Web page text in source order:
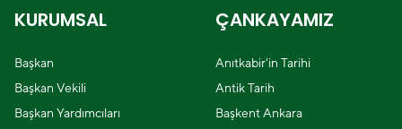
KURUMSAL
Başkan
Başkan Vekili
Başkan Yardımcıları
ÇANKAYAMIZ
Anıtkabir'in Tarihi
Antik Tarih
Başkent Ankara